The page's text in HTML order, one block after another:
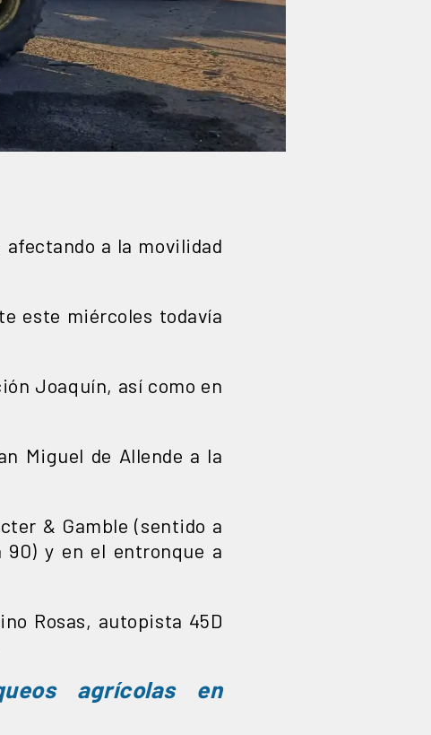
afectando a la movilidad
este miércoles todavía
Joaquín, así como en
Miguel de Allende a la
& Gamble (sentido a
90) y en el entronque a
Rosas, autopista 45D
agrícolas en